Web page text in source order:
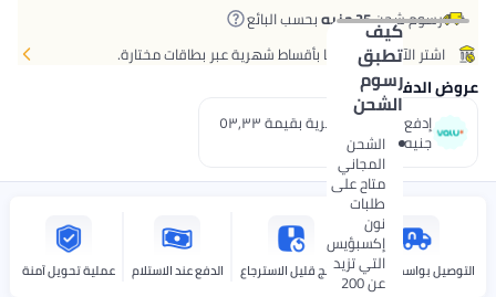
رسوم شحن25 جنيه بحسب البائع كيف
تطبق
رسوم
الشحن
الشحن
المجاني
متاح على
طلبات
نون
إكسبؤيس
التي تزيد
عن 200
اشتر الآن وادفع لاحقًا بأقساط شهرية عبر بطاقات مختارة.
الدفع
إدفع 3 اقساط شهرية بقيمة ٥٣٫٣٣
جنيه.
بواسطة نوون منتج قليل الاسترجاع الدفع عند الاستلام عملية تحويل آمنة